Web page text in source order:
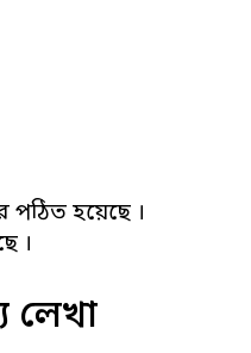
পঠিত হয়েছে ।
।
লেখা